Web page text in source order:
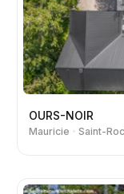
OURS-NOIR
Mauricie Saint-